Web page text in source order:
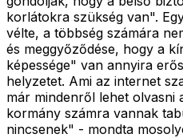
korlátokra szükség van".
vélte, a többség számára
és meggyőződése, hogy a
képessége" van annyira
helyzetet. Ami az internet
már mindenről lehet olvasni
kormány számra vannak
nincsenek" - mondta